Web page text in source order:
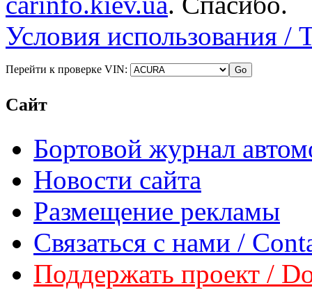
Условия использования /
Перейти к проверке VIN:
Сайт
Бортовой журнал
Новости сайта
Размещение рекламы
Связаться с нами /
Поддержать проект /